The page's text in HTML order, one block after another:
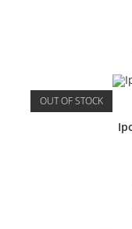
OUT OF STOCK